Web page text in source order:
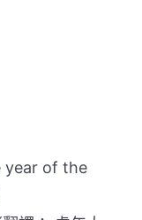
year of the